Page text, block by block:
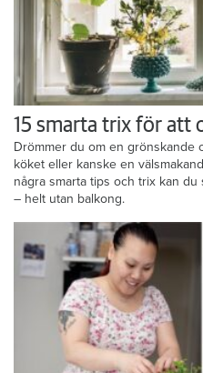
15 smarta trix för att
Drömmer du om en grönskande
köket eller kanske en
några smarta tips och trix kan
– helt utan balkong.